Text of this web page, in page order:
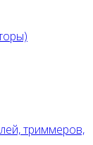
триммеров,